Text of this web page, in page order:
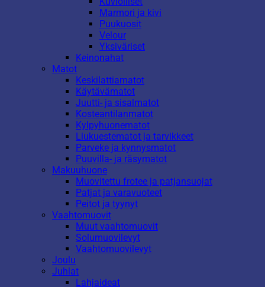
Marmori ja kivi
Puukuosit
Velour
Yksiväriset
Keinonahat
Matot
Keskilattiamatot
Käytävämatot
Juutti- ja sisalmatot
Kosteantilanmatot
Kylpyhuonematot
Liukuestematot ja tarvikkeet
Parveke ja kynnysmatot
Puuvilla- ja räsymatot
Makuuhuone
Muovitettu frotee ja patjansuojat
Patjat ja varavuoteet
Peitot ja tyynyt
Vaahtomuovit
Muut vaahtomuovit
Solumuovilevyt
Vaahtomuovilevyt
Joulu
Juhlat
Lahjaideat